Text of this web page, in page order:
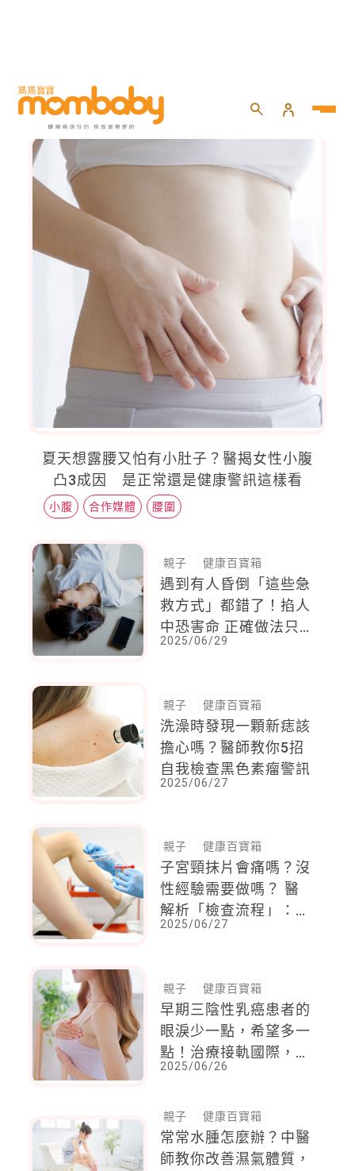
健康百寶箱
夏天想露腰又怕有小肚子？醫揭女性小腹
凸3成因 是正常還是健康警訊這樣看
小腹 合作媒體 腰圍
親子 健康百寶箱
遇到有人昏倒「這些急
救方式」都錯了！掐人
中恐害命 正確做法只
有這4步
2025/06/29
親子 健康百寶箱
洗澡時發現一顆新痣該
擔心嗎？醫師教你5招
自我檢查黑色素瘤警訊
2025/06/27
親子 健康百寶箱
子宮頸抹片會痛嗎？沒
性經驗需要做嗎？ 醫
解析「檢查流程」：Ｏ
小時內別愛愛
2025/06/27
親子 健康百寶箱
早期三陰性乳癌患者的
眼淚少一點，希望多一
點！治療接軌國際，免
疫藥物輔助治療與
保
2025/06/26
親子 健康百寶箱
常常水腫怎麼辦？中醫
師教你改善濕氣體質，